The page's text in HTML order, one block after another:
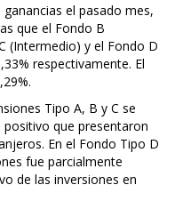
el pasado mes,
que el Fondo B
(Intermedio) y el Fondo D
respectivamente. El
Tipo A, B y C se
que presentaron
En el Fondo Tipo D
fue parcialmente
de las inversiones en